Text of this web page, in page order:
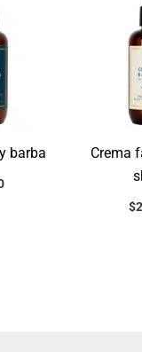
barba
Crema
$